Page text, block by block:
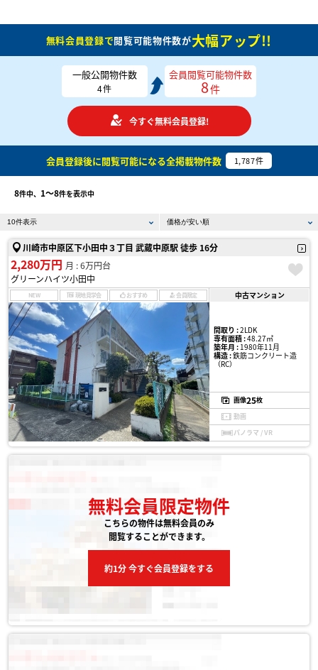
無料会員登録で閲覧可能物件数が大幅アップ!!
一般公開物件数
4件
会員閲覧可能物件数
8件
今すぐ無料会員登録!
会員登録後に閲覧可能になる全掲載物件数 1,787件
8件中、 1〜8件を表示中
川崎市中原区下小田中３丁目 武蔵中原駅 徒歩 16分
2,280万円 月 : 6万円台
グリーンハイツ小田中
NEW 現地見学会 おすすめ 会員限定 中古マンション
間取り :2LDK
専有面積 :48.27㎡
築年月 :1980年11月
構造 :鉄筋コンクリート造
（RC）
画像25枚
動画
パノラマ / VR
無料会員限定物件
こちらの物件は無料会員のみ
閲覧することができます。
約1分 今すぐ会員登録をする